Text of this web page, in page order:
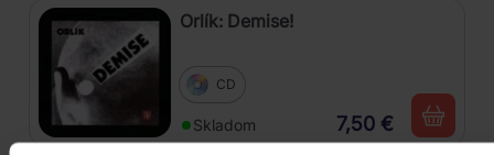
Orlík: Demise!
CD
Skladom 7,50 €